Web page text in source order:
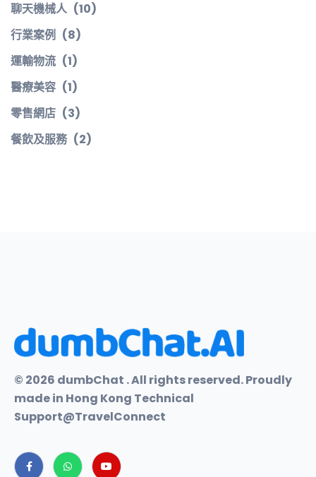
聊天機械人 (10)
行業案例 (8)
運輸物流 (1)
醫療美容 (1)
零售網店 (3)
餐飲及服務 (2)
© 2026 dumbChat . All rights reserved. Proudly
made in Hong Kong Technical
Support@TravelConnect